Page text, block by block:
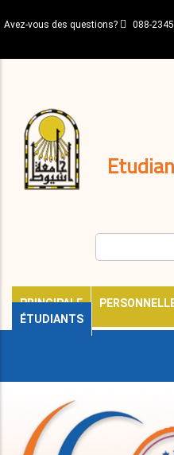
au
principal
Avez-vous des questions? 088-
PRINCIPALE
ÉTUDIANTS
décisions
Expatriés
Journal